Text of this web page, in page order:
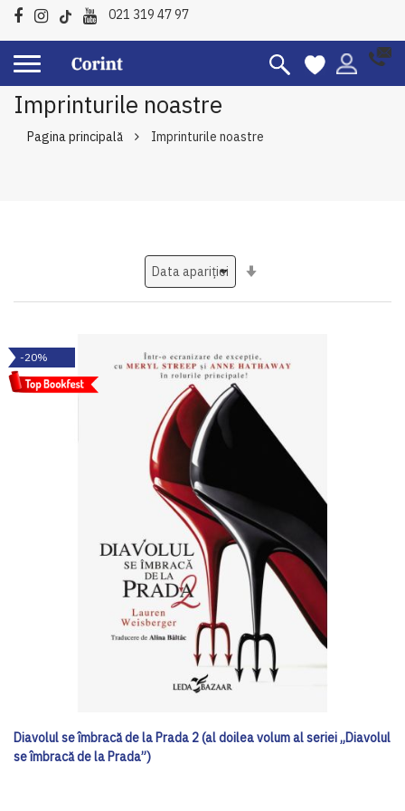
021 319 47 97
Imprinturile noastre
Pagina principală Imprinturile noastre
-20%
Diavolul se îmbracă de la Prada 2 (al doilea volum al seriei „Diavolul
se îmbracă de la Prada”)